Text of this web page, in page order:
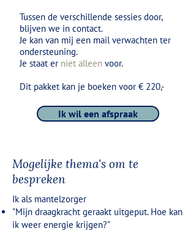
Tussen de verschillende sessies door,
blijven we in contact.
Je kan van mij een mail verwachten ter
ondersteuning.
Je staat er niet alleen voor.
Dit pakket kan je boeken voor € 220,-
Ik wil een afspraak
Mogelijke thema's om te
bespreken
Ik als mantelzorger
"Mijn draagkracht geraakt uitgeput. Hoe kan
ik weer energie krijgen?"